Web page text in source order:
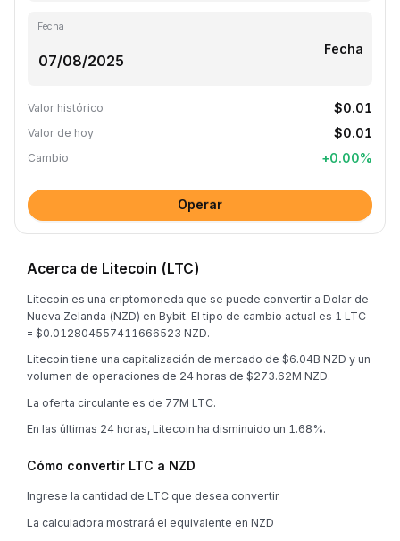
Fecha
Fecha
Valor histórico $0.01
Valor de hoy $0.01
Cambio +0.00%
Operar
Acerca de Litecoin (LTC)
Litecoin es una criptomoneda que se puede convertir a Dolar de
Nueva Zelanda (NZD) en Bybit. El tipo de cambio actual es 1 LTC
= $0.012804557411666523 NZD.
Litecoin tiene una capitalización de mercado de $6.04B NZD y un
volumen de operaciones de 24 horas de $273.62M NZD.
La oferta circulante es de 77M LTC.
En las últimas 24 horas, Litecoin ha disminuido un 1.68%.
Cómo convertir LTC a NZD
Ingrese la cantidad de LTC que desea convertir
La calculadora mostrará el equivalente en NZD